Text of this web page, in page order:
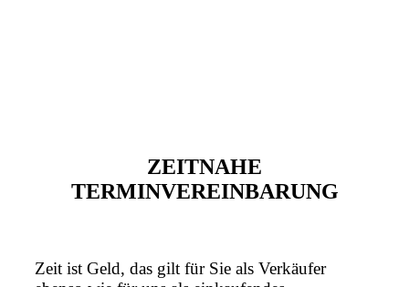
ZEITNAHE
TERMINVEREINBARUNG
Zeit ist Geld, das gilt für Sie als Verkäufer